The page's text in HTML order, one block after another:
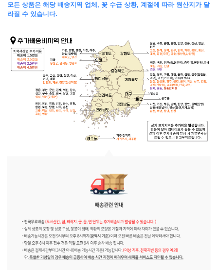
모든 상품은 해당 배송지역 업체, 꽃 수급 상황, 계절에 따라 원산지가 달
라질 수 있습니다.